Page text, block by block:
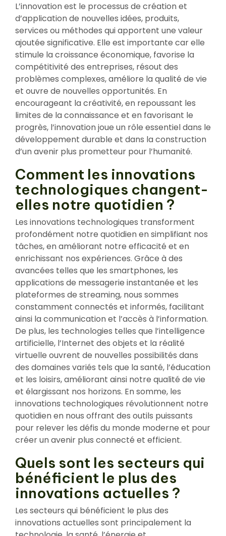
L’innovation est le processus de création et
d’application de nouvelles idées, produits,
services ou méthodes qui apportent une valeur
ajoutée significative. Elle est importante car elle
stimule la croissance économique, favorise la
compétitivité des entreprises, résout des
problèmes complexes, améliore la qualité de vie
et ouvre de nouvelles opportunités. En
encourageant la créativité, en repoussant les
limites de la connaissance et en favorisant le
progrès, l’innovation joue un rôle essentiel dans le
développement durable et dans la construction
d’un avenir plus prometteur pour l’humanité.
Comment les innovations
technologiques changent-
elles notre quotidien ?
Les innovations technologiques transforment
profondément notre quotidien en simplifiant nos
tâches, en améliorant notre efficacité et en
enrichissant nos expériences. Grâce à des
avancées telles que les smartphones, les
applications de messagerie instantanée et les
plateformes de streaming, nous sommes
constamment connectés et informés, facilitant
ainsi la communication et l’accès à l’information.
De plus, les technologies telles que l’intelligence
artificielle, l’Internet des objets et la réalité
virtuelle ouvrent de nouvelles possibilités dans
des domaines variés tels que la santé, l’éducation
et les loisirs, améliorant ainsi notre qualité de vie
et élargissant nos horizons. En somme, les
innovations technologiques révolutionnent notre
quotidien en nous offrant des outils puissants
pour relever les défis du monde moderne et pour
créer un avenir plus connecté et efficient.
Quels sont les secteurs qui
bénéficient le plus des
innovations actuelles ?
Les secteurs qui bénéficient le plus des
innovations actuelles sont principalement la